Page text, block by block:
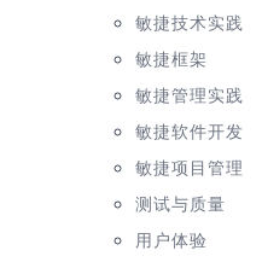
敏捷技术实践
敏捷框架
敏捷管理实践
敏捷软件开发
敏捷项目管理
测试与质量
用户体验